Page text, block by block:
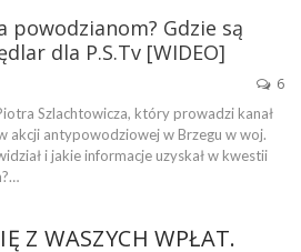
powodzianom? Gdzie są
dla P.S.Tv [WIDEO]
6
Szlachtowicza, który prowadzi kanał
akcji antypowodziowej w Brzegu w woj.
i jakie informacje uzyskał w kwestii
Z WASZYCH WPŁAT.